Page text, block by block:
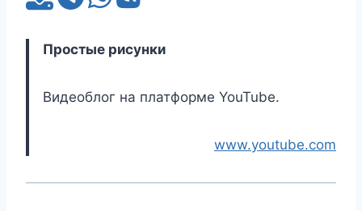
Простые рисунки
Видеоблог на платформе YouTube.
www.youtube.com